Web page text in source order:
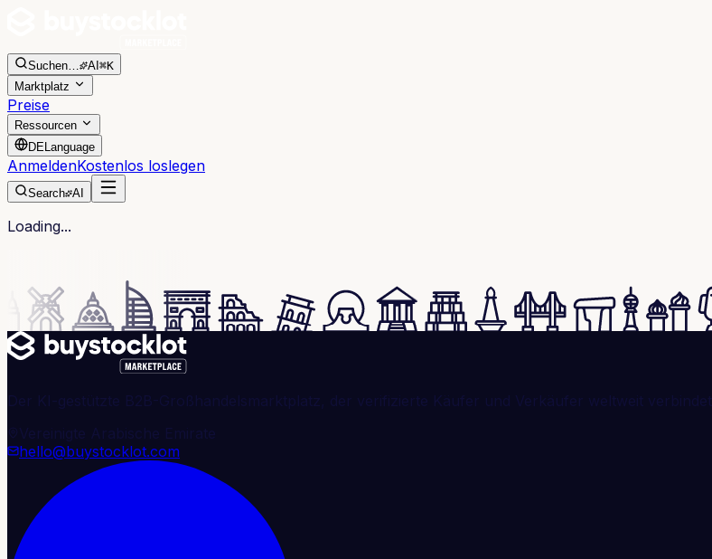
Suchen… AI ⌘K
Marktplatz
Preise
Ressourcen
DELanguage
AnmeldenKostenlos loslegen
Search AI
Loading...
Der KI-gestützte B2B-Großhandelsmarktplatz, der verifizierte Käufer und Verkäufer weltweit verbindet.
Vereinigte Arabische Emirate
hello@buystocklot.com